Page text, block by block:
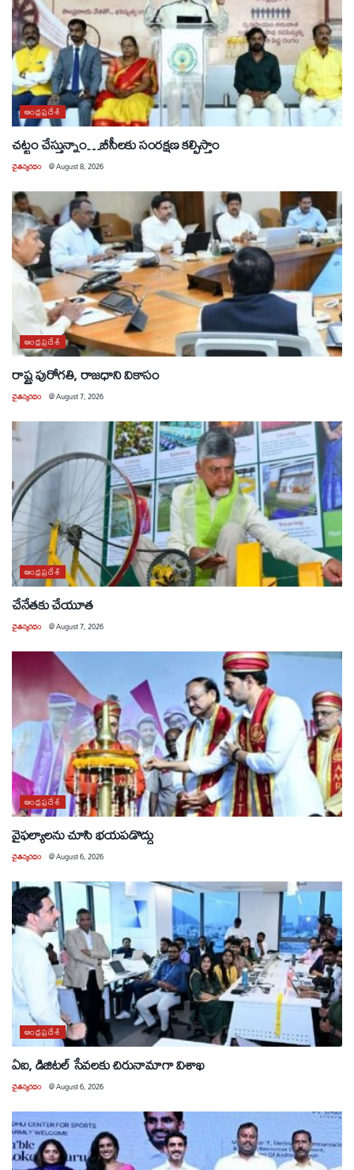
ఆంధ్రప్రదేశ్
చట్టం చేస్తున్నాం…బీసీలకు సంరక్షణ కల్పిస్తాం
చైతన్యరధం @August 8, 2026
ఆంధ్రప్రదేశ్
రాష్ట్ర పురోగతి, రాజధాని వికాసం
చైతన్యరధం @August 7, 2026
ఆంధ్రప్రదేశ్
చేనేతకు చేయూత
చైతన్యరధం @August 7, 2026
ఆంధ్రప్రదేశ్
వైఫల్యాలను చూసి భయపడొద్దు
చైతన్యరధం @August 6, 2026
ఆంధ్రప్రదేశ్
ఏఐ, డిజిటల్ సేవలకు చిరునామాగా విశాఖ
చైతన్యరధం @August 6, 2026